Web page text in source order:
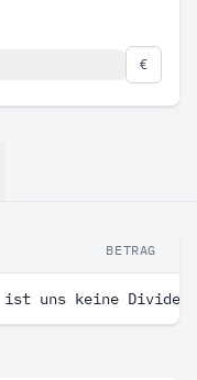
€
BETRAG
ist uns keine